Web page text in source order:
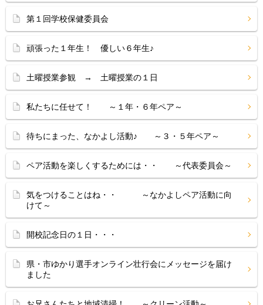
第１回学校保健委員会
頑張った１年生！ 優しい６年生♪
土曜授業参観 → 土曜授業の１日
私たちに任せて！ ～１年・６年ペア～
待ちにまった、なかよし活動♪ ～３・５年ペア～
ペア活動を楽しくするためには・・ ～代表委員会～
気をつけることはね・・ ～なかよしペア活動に向
けて～
開校記念日の１日・・・
県・市ゆかり選手オンライン壮行会にメッセージを届け
ました